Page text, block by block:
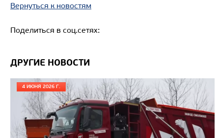
Цена по запросу
Вернуться к новостям
Поделиться в соц.сетях:
ДРУГИЕ НОВОСТИ
4 ИЮНЯ 2026 Г.